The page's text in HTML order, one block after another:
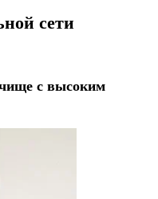
сети
с высоким